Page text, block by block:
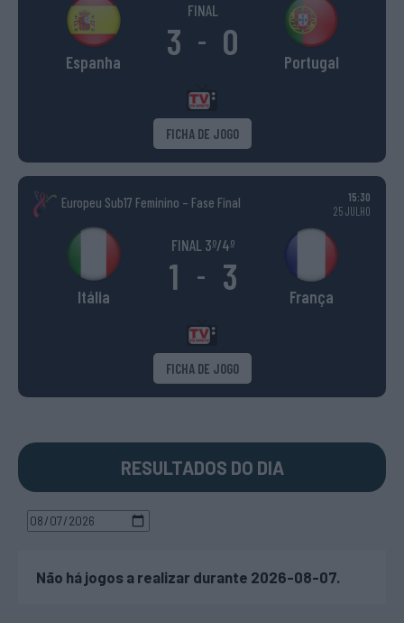
Espanha
FINAL
3 - 0 Portugal
FICHA DE JOGO
Europeu Sub17 Feminino – Fase Final
15:30
25 JULHO
Itália
FINAL 3º/4º
1 - 3 França
FICHA DE JOGO
RESULTADOS DO DIA
Não há jogos a realizar durante 2026-08-07.